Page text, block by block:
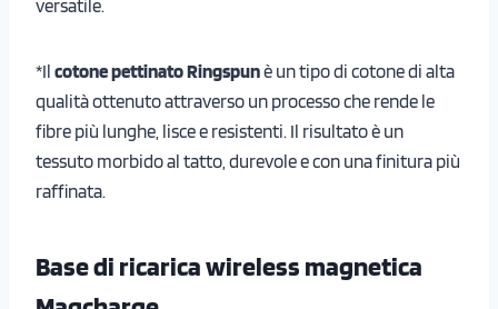
versatile.
*Il cotone pettinato Ringspunè un tipo di cotone di alta
qualità ottenuto attraverso un processo che rende le
fibre più lunghe, lisce e resistenti. Il risultato è un
tessuto morbido al tatto, durevole e con una finitura più
raffinata.
Base di ricarica wireless magnetica